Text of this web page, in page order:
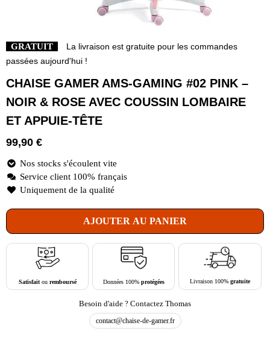
GRATUIT
La livraison est gratuite pour les commandes
passées aujourd'hui !
CHAISE GAMER AMS-GAMING #02 PINK –
NOIR & ROSE AVEC COUSSIN LOMBAIRE
ET APPUIE-TÊTE
99,90 €
Nos stocks s'écoulent vite
Service client 100% français
Uniquement de la qualité
AJOUTER AU PANIER
Satisfaitou remboursé Données 100% protégées Livraison 100%gratuite
Besoin d'aide ? Contactez Thomas
contact@chaise-de-gamer.fr